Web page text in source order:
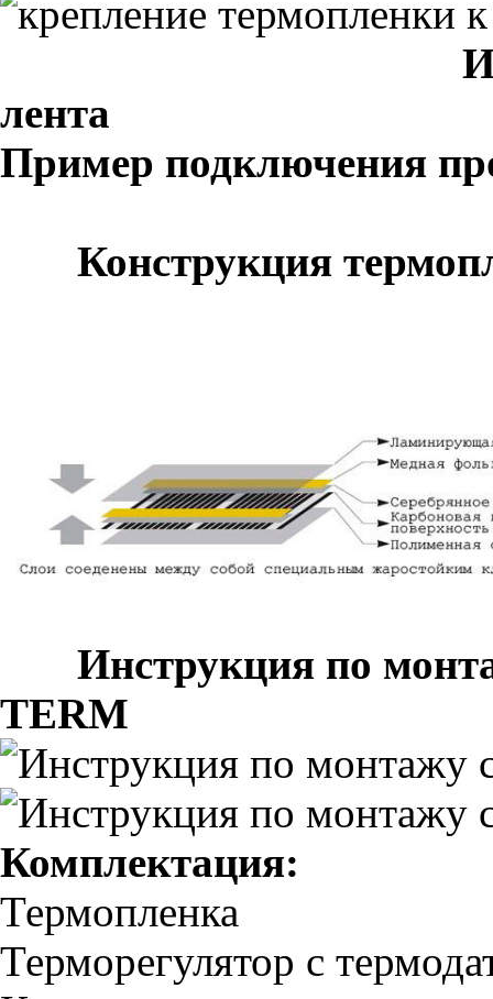
Пример подключения
Конструкция
Инструкция по
TERM
Комплектация:
Термопленка
Терморегулятор с